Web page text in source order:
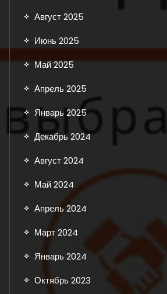
Август 2025
Июнь 2025
Май 2025
Апрель 2025
Январь 2025
Декабрь 2024
Август 2024
Май 2024
Апрель 2024
Март 2024
Январь 2024
Октябрь 2023